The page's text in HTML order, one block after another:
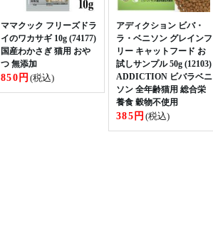
ママクック フリーズドラ
イのワカサギ 10g (74177)
国産わかさぎ 猫用 おや
つ 無添加
850円 (税込)
アディクション ビバ・
ラ・ベニソン グレインフ
リー キャットフード お
試しサンプル 50g (12103)
ADDICTION ビバラベニ
ソン 全年齢猫用 総合栄
養食 穀物不使用
385円 (税込)